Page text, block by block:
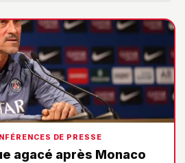
DE PRESSE
agacé après Monaco